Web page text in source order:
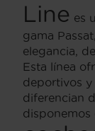
Line es
gama
elegancia,
Esta línea
deportivos
diferencian
disponemos